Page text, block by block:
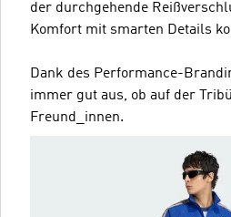
der durchgehende
Komfort mit smarten Details
Dank des Performance-
immer gut aus, ob auf der
Freund_innen.